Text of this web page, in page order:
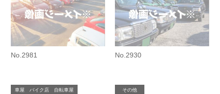
No.2981
車屋 バイク店 自転車屋
No.2930
その他